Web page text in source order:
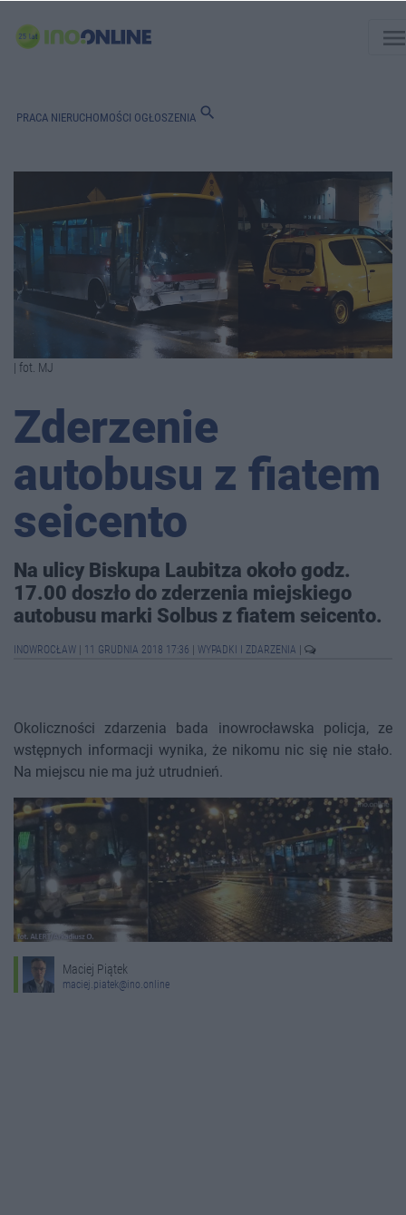
PRACA NIERUCHOMOŚCI OGŁOSZENIA search
| fot. MJ
Zderzenie
autobusu z fiatem
seicento
Na ulicy Biskupa Laubitza około godz.
17.00 doszło do zderzenia miejskiego
autobusu marki Solbus z fiatem seicento.
INOWROCŁAW 11 GRUDNIA 2018 17:36 WYPADKI I ZDARZENIA
Okoliczności zdarzenia bada inowrocławska policja, ze
wstępnych informacji wynika, że nikomu nic się nie stało.
Na miejscu nie ma już utrudnień.
Maciej Piątek
maciej.piatek@ino.online